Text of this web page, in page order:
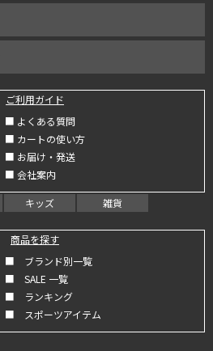
ご利用ガイド
■ よくある質問
■ カートの使い方
■ お届け・発送
■ 会社案内
キッズ 雑貨
商品を探す
■ ブランド別一覧
■ SALE 一覧
■ ランキング
■ スポーツアイテム